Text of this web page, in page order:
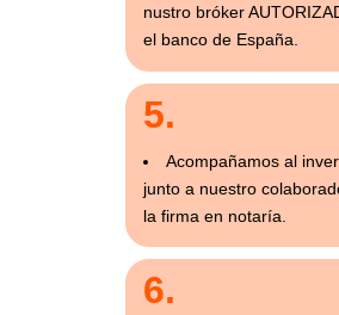
nustro bróker
el banco de España.
5.
Acompañamos al
junto a nuestro
la firma en notaría.
6.